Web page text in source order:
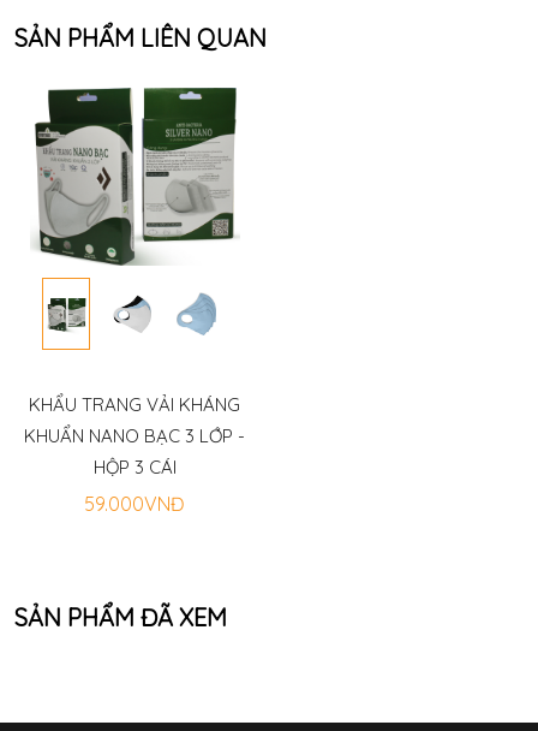
SẢN PHẨM LIÊN QUAN
KHẨU TRANG VẢI KHÁNG
KHUẨN NANO BẠC 3 LỚP -
HỘP 3 CÁI
59.000VNĐ
SẢN PHẨM ĐÃ XEM